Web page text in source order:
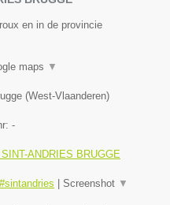
en in de provincie
maps ▼
(West-Vlaanderen)
-
ANDRIES BRUGGE
Screenshot ▼